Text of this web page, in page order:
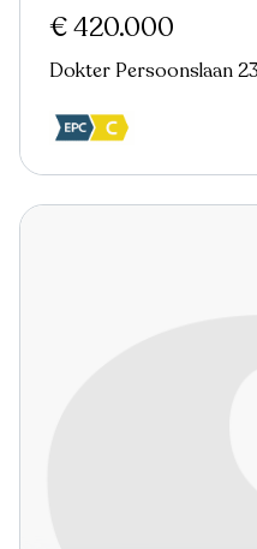
€ 420.000
Dokter Persoonslaan